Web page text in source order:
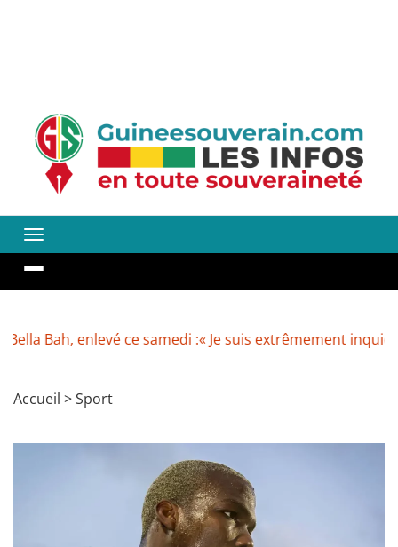
enlevé ce samedi :« Je suis extrêmement inquiète pour
Accueil >Sport